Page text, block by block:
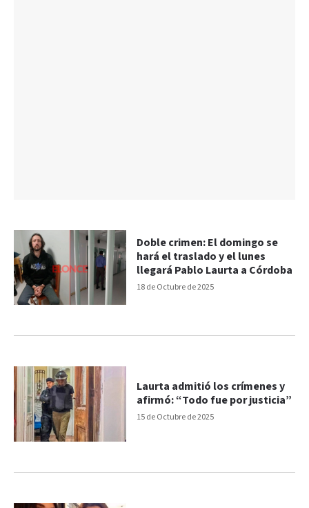
18 de Octubre de 2025
Doble crimen: El domingo se
hará el traslado y el lunes
llegará Pablo Laurta a Córdoba
15 de Octubre de 2025
Laurta admitió los crímenes y
afirmó: “Todo fue por justicia”